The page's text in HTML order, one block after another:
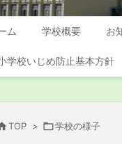
ム 学校概要 お
学校いじめ防止基本方針
TOP > 学校の様子